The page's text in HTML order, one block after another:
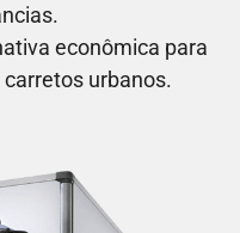
econômica para
urbanos.